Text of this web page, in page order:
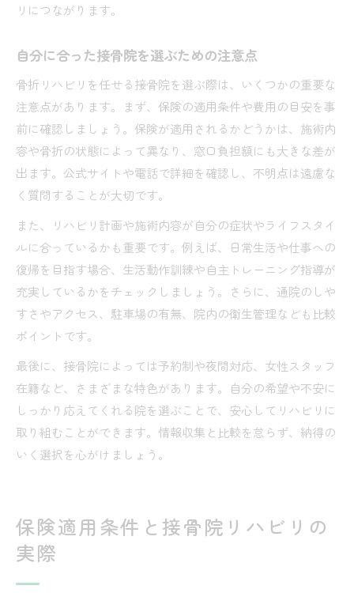
リにつながります。
自分に合った接骨院を選ぶための注意点
骨折リハビリを任せる接骨院を選ぶ際は、いくつかの重要な
注意点があります。まず、保険の適用条件や費用の目安を事
前に確認しましょう。保険が適用されるかどうかは、施術内
容や骨折の状態によって異なり、窓口負担額にも大きな差が
出ます。公式サイトや電話で詳細を確認し、不明点は遠慮な
く質問することが大切です。
また、リハビリ計画や施術内容が自分の症状やライフスタイ
ルに合っているかも重要です。例えば、日常生活や仕事への
復帰を目指す場合、生活動作訓練や自主トレーニング指導が
充実しているかをチェックしましょう。さらに、通院のしや
すさやアクセス、駐車場の有無、院内の衛生管理なども比較
ポイントです。
最後に、接骨院によっては予約制や夜間対応、女性スタッフ
在籍など、さまざまな特色があります。自分の希望や不安に
しっかり応えてくれる院を選ぶことで、安心してリハビリに
取り組むことができます。情報収集と比較を怠らず、納得の
いく選択を心がけましょう。
保険適用条件と接骨院リハビリの
実際